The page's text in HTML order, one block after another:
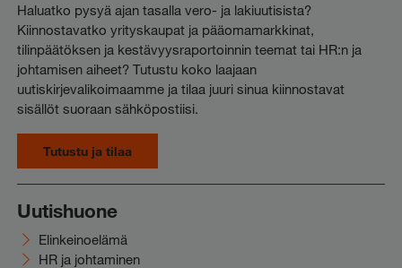
Haluatko pysyä ajan tasalla vero- ja lakiuutisista?
Kiinnostavatko yrityskaupat ja pääomamarkkinat,
tilinpäätöksen ja kestävyysraportoinnin teemat tai HR:n ja
johtamisen aiheet? Tutustu koko laajaan
uutiskirjevalikoimaamme ja tilaa juuri sinua kiinnostavat
sisällöt suoraan sähköpostiisi.
Tutustu ja tilaa
Uutishuone
Elinkeinoelämä
HR ja johtaminen